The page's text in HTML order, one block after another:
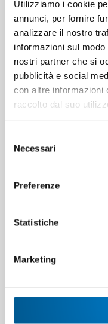
Utilizziamo i cookie
annunci, per fornire
analizzare il nostro
informazioni sul
nostri partner che si
pubblicità e social
con altre informazioni
raccolto dal suo
delNecessari
Preferenze
Statistiche
Marketing
Cliccare con il
sull’immagine
Modificare
Chiudere
.